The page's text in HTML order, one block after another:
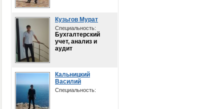
Кузьгов Мурат
Специальность:
Бухгалтерский
учет, анализ и
аудит
Кальницкий
Василий
Специальность: